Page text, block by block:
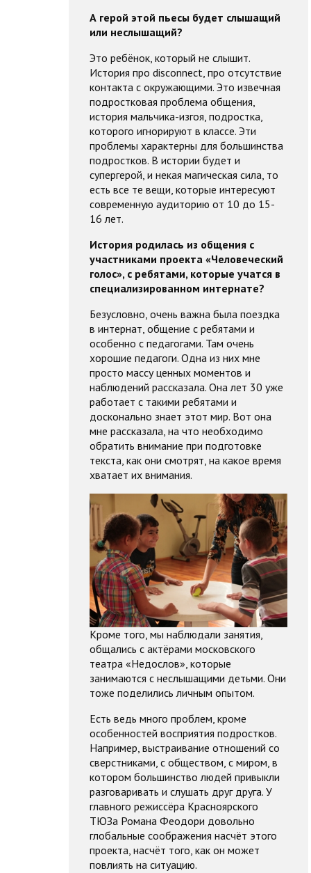
А герой этой пьесы будет слышащий
или неслышащий?
Это ребёнок, который не слышит.
История про disconnect, про отсутствие
контакта с окружающими. Это извечная
подростковая проблема общения,
история мальчика-изгоя, подростка,
которого игнорируют в классе. Эти
проблемы характерны для большинства
подростков. В истории будет и
супергерой, и некая магическая сила, то
есть все те вещи, которые интересуют
современную аудиторию от 10 до 15-
16 лет.
История родилась из общения с
участниками проекта «Человеческий
голос», с ребятами, которые учатся в
специализированном интернате?
Безусловно, очень важна была поездка
в интернат, общение с ребятами и
особенно с педагогами. Там очень
хорошие педагоги. Одна из них мне
просто массу ценных моментов и
наблюдений рассказала. Она лет 30 уже
работает с такими ребятами и
досконально знает этот мир. Вот она
мне рассказала, на что необходимо
обратить внимание при подготовке
текста, как они смотрят, на какое время
хватает их внимания.
Кроме того, мы наблюдали занятия,
общались с актёрами московского
театра «Недослов», которые
занимаются с неслышащими детьми. Они
тоже поделились личным опытом.
Есть ведь много проблем, кроме
особенностей восприятия подростков.
Например, выстраивание отношений со
сверстниками, с обществом, с миром, в
котором большинство людей привыкли
разговаривать и слушать друг друга. У
главного режиссёра Красноярского
ТЮЗа Романа Феодори довольно
глобальные соображения насчёт этого
проекта, насчёт того, как он может
повлиять на ситуацию.